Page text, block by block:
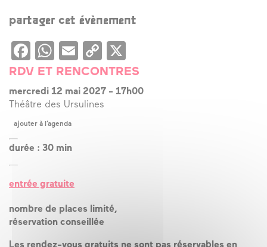
partager cet évènement
Facebook
WhatsApp
EmailCopy
Link
RDV ET RENCONTRES
mercredi 12 mai 2027 - 17h00
Théâtre des Ursulines
ajouter à l’agenda
durée : 30 min
entrée gratuite
nombre de places limité,
réservation conseillée